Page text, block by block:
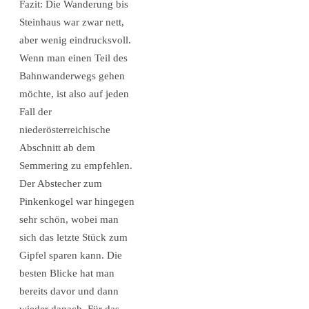
Fazit: Die Wanderung bis
Steinhaus war zwar nett,
aber wenig eindrucksvoll.
Wenn man einen Teil des
Bahnwanderwegs gehen
möchte, ist also auf jeden
Fall der
niederösterreichische
Abschnitt ab dem
Semmering zu empfehlen.
Der Abstecher zum
Pinkenkogel war hingegen
sehr schön, wobei man
sich das letzte Stück zum
Gipfel sparen kann. Die
besten Blicke hat man
bereits davor und dann